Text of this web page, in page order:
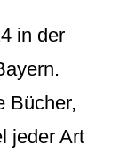
in der
Bücher,
jeder Art